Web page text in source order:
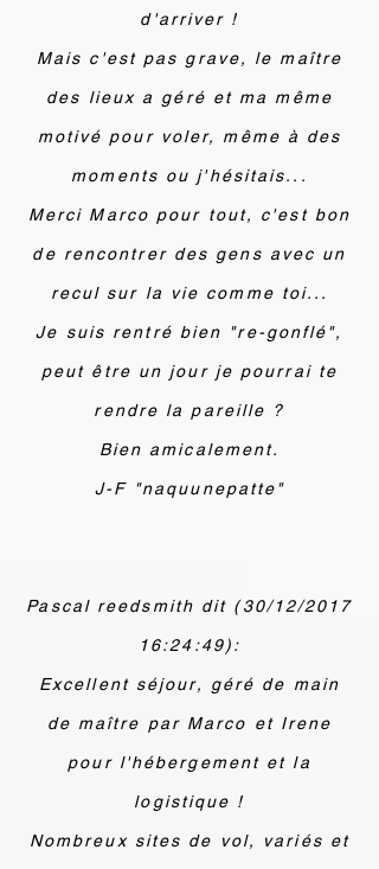
d'arriver !
Mais c'est pas grave, le maître
des lieux a géré et ma même
motivé pour voler, même à des
moments ou j'hésitais...
Merci Marco pour tout, c'est bon
de rencontrer des gens avec un
recul sur la vie comme toi...
Je suis rentré bien "re-gonflé",
peut être un jour je pourrai te
rendre la pareille ?
Bien amicalement.
J-F "naquunepatte"
Pascal reedsmith dit (30/12/2017
16:24:49):
Excellent séjour, géré de main
de maître par Marco et Irene
pour l'hébergement et la
logistique !
Nombreux sites de vol, variés et